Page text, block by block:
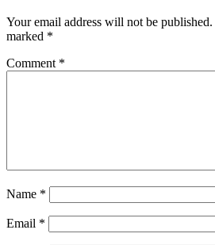
Your email address will not be published.
marked *
Comment *
Name *
Email *